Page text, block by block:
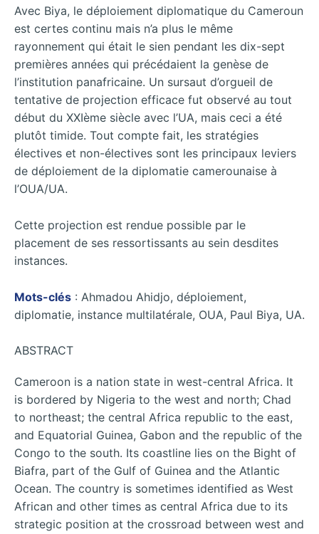
Avec Biya, le déploiement diplomatique du Cameroun
est certes continu mais n’a plus le même
rayonnement qui était le sien pendant les dix-sept
premières années qui précédaient la genèse de
l’institution panafricaine. Un sursaut d’orgueil de
tentative de projection efficace fut observé au tout
début du XXIème siècle avec l’UA, mais ceci a été
plutôt timide. Tout compte fait, les stratégies
électives et non-électives sont les principaux leviers
de déploiement de la diplomatie camerounaise à
l’OUA/UA.
Cette projection est rendue possible par le
placement de ses ressortissants au sein desdites
instances.
Mots-clés : Ahmadou Ahidjo, déploiement,
diplomatie, instance multilatérale, OUA, Paul Biya, UA.
ABSTRACT
Cameroon is a nation state in west-central Africa. It
is bordered by Nigeria to the west and north; Chad
to northeast; the central Africa republic to the east,
and Equatorial Guinea, Gabon and the republic of the
Congo to the south. Its coastline lies on the Bight of
Biafra, part of the Gulf of Guinea and the Atlantic
Ocean. The country is sometimes identified as West
African and other times as central Africa due to its
strategic position at the crossroad between west and